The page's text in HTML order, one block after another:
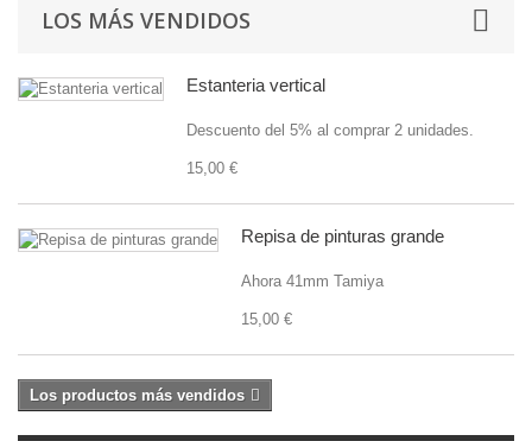
LOS MÁS VENDIDOS
Estanteria vertical
Descuento del 5% al comprar 2 unidades.
15,00 €
Repisa de pinturas grande
Ahora 41mm Tamiya
15,00 €
Los productos más vendidos